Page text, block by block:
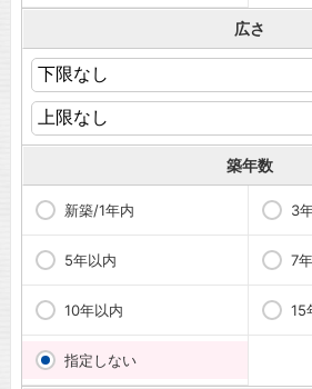
広さ
築年数
新築/1年内 3
5年以内 7
10年以内 15
指定しない